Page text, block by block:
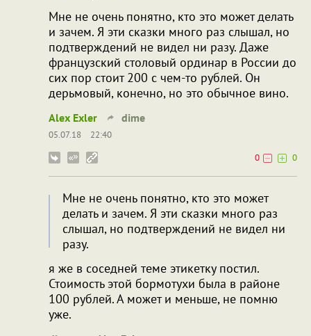
Мне не очень понятно, кто это может делать
и зачем. Я эти сказки много раз слышал, но
подтверждений не видел ни разу. Даже
французский столовый ординар в России до
сих пор стоит 200 с чем-то рублей. Он
дерьмовый, конечно, но это обычное вино.
Alex Exler dime
05.07.18
22:40
0
0
Мне не очень понятно, кто это может
делать и зачем. Я эти сказки много раз
слышал, но подтверждений не видел ни
разу.
я же в соседней теме этикетку постил.
Стоимость этой бормотухи была в районе
100 рублей. А может и меньше, не помню
уже.